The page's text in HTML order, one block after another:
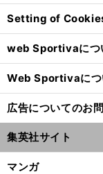
Setting of
web Sportivaにつ
Web Sportivaにつ
広告についてのお
集英社サイト
マンガ